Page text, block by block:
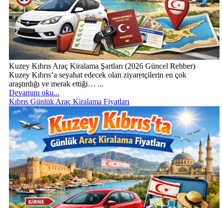
Kuzey Kıbrıs Araç Kiralama Şartları (2026 Güncel Rehber)
Kuzey Kıbrıs’a seyahat edecek olan ziyaretçilerin en çok
araştırdığı ve merak ettiği… ...
Devamını oku...
Kıbrıs Günlük Araç Kiralama Fiyatları